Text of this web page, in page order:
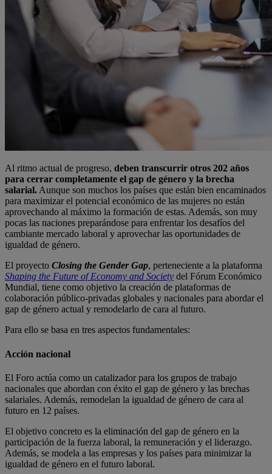
Al ritmo actual de progreso, deben transcurrir otros 202 años
para cerrar completamente el gap de género y la brecha
salarial. Aunque son muchos los países que están bien encaminados
para maximizar el potencial económico de las mujeres no están
aprovechando al máximo la formación de estas. Además, son muy
pocas las naciones preparándose para enfrentar los desafíos del
cambiante mercado laboral y aprovechar las oportunidades de
igualdad de género.
El proyecto Closing the Gender Gap, perteneciente a la plataforma
Shaping the Future of Economy and Society del Fórum Económico
Mundial, tiene como objetivo la creación de plataformas de
colaboración público-privadas globales y nacionales para abordar el
gap de género actual y remodelarlo de cara al futuro.
Para ello se basa en tres aspectos fundamentales:
Acción nacional
El Foro actúa como un catalizador para los grupos de trabajo
nacionales que abordan con éxito el gap de género y las brechas
salariales. Además, remodelan la igualdad de género de cara al
futuro en 12 países.
El objetivo concreto es la eliminación del gap de género en la
participación de la fuerza laboral, la remuneración y el liderazgo.
Además, se modela a las empresas y los países para minimizar la
igualdad de género en el futuro laboral.